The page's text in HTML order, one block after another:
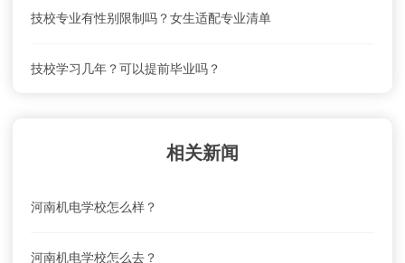
技校专业有性别限制吗？女生适配专业清单
技校学习几年？可以提前毕业吗？
相关新闻
河南机电学校怎么样？
河南机电学校怎么去？